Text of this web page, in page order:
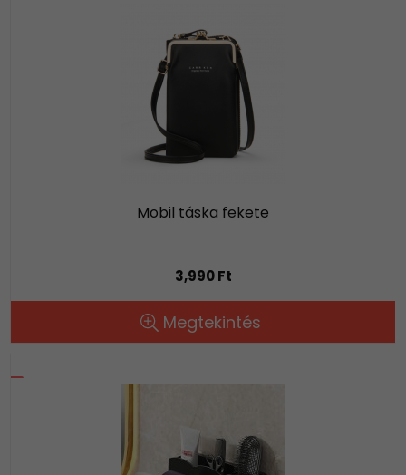
Mobil táska fekete
3,990 Ft
Megtekintés